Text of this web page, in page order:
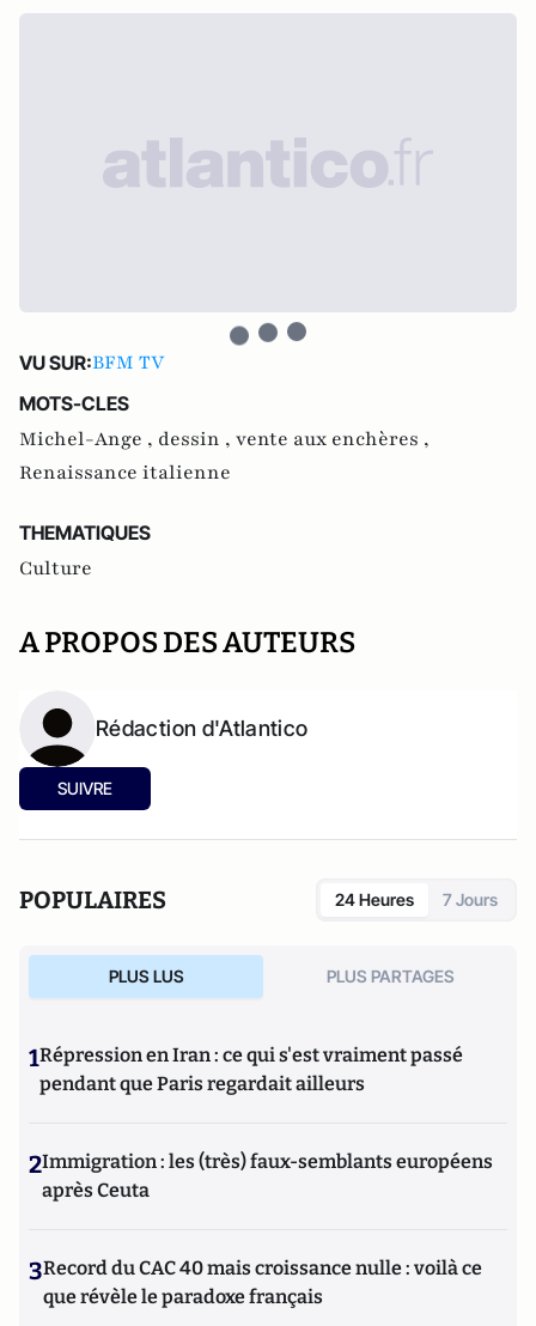
VU SUR:BFM TV
MOTS-CLES
Michel-Ange , dessin , vente aux enchères ,
Renaissance italienne
THEMATIQUES
Culture
A PROPOS DES AUTEURS
Rédaction d'Atlantico
SUIVRE
POPULAIRES 24 Heures 7 Jours
PLUS LUS PLUS PARTAGES
1Répression en Iran : ce qui s'est vraiment passé
pendant que Paris regardait ailleurs
2Immigration : les (très) faux-semblants européens
après Ceuta
3Record du CAC 40 mais croissance nulle : voilà ce
que révèle le paradoxe français